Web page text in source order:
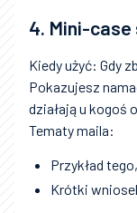
4. Mini-
Kiedy użyć: Gdy
Pokazujesz
działają u kogoś
Tematy maila:
Przykład
Krótki